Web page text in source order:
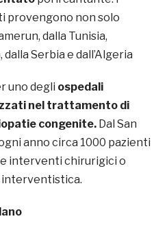
provengono non solo
dalla Tunisia,
dalla Serbia e dall’Algeria
uno degli ospedali
nel trattamento di
congenite.Dal San
anno circa 1000 pazienti
interventi chirurigici o
interventistica.